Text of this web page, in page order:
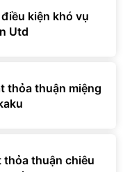
kiện khó vụ
Utd
thỏa thuận miệng
thuận chiêu